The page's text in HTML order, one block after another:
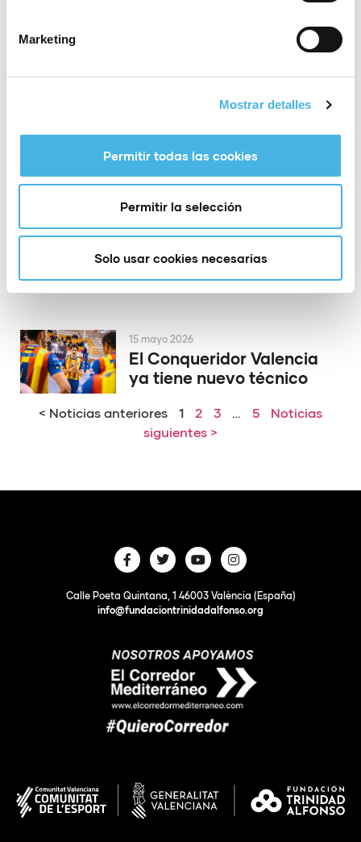
Marketing
Mostrar detalles
Permitir todas las cookies
Permitir la selección
Solo usar cookies necesarias
obra el ascenso a Asobal
Valencia volverá a acoger
la Copa del Rey de
voleibol
El PAS Alcoy rinde
homenaje a dos de sus
héroes de Europa
El Conqueridor Valencia
ya tiene nuevo técnico
15 mayo 2026
< Noticias anteriores 1 2 3 … 5
Noticias
siguientes >
Calle Poeta Quintana, 1 46003 València (España)
info@fundaciontrinidadalfonso.org